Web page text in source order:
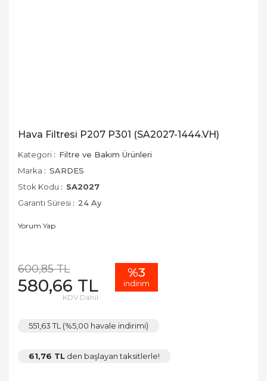
Hava Filtresi P207 P301 (SA2027-1444.VH)
Kategori
Filtre ve Bakım Ürünleri
Marka
SARDES
Stok Kodu
SA2027
Garanti Süresi
24 Ay
Yorum Yap
600,85 TL
580,66 TL
KDV Dahil
%3
indirim
551,63 TL (%5,00 havale indirimi)
61,76 TL den başlayan taksitlerle!